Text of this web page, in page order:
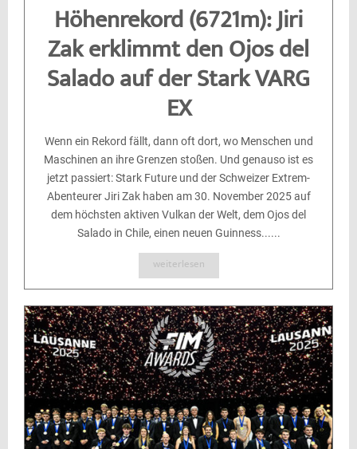
Höhenrekord (6721m): Jiri
Zak erklimmt den Ojos del
Salado auf der Stark VARG
EX
Wenn ein Rekord fällt, dann oft dort, wo Menschen und
Maschinen an ihre Grenzen stoßen. Und genauso ist es
jetzt passiert: Stark Future und der Schweizer Extrem-
Abenteurer Jiri Zak haben am 30. November 2025 auf
dem höchsten aktiven Vulkan der Welt, dem Ojos del
Salado in Chile, einen neuen Guinness......
weiterlesen